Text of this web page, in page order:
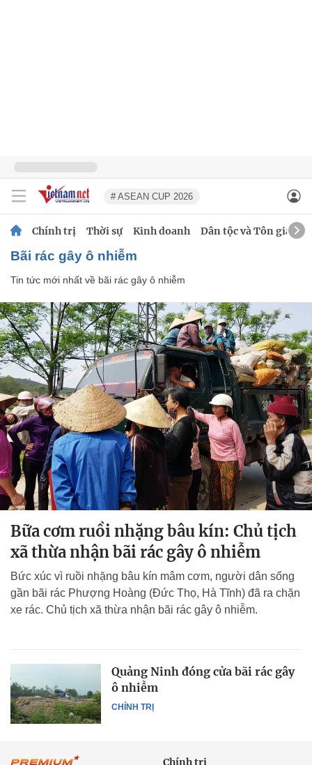
# ASEAN CUP 2026
Chính trị Thời sự Kinh doanh Dân tộc và Tôn giáo
bãi rác gây ô nhiễm
Tin tức mới nhất về bãi rác gây ô nhiễm
Bữa cơm ruồi nhặng bâu kín: Chủ tịch
xã thừa nhận bãi rác gây ô nhiễm
Bức xúc vì ruồi nhặng bâu kín mâm cơm, người dân sống
gần bãi rác Phượng Hoàng (Đức Thọ, Hà Tĩnh) đã ra chặn
xe rác. Chủ tịch xã thừa nhận bãi rác gây ô nhiễm.
CHÍNH TRỊ
Quảng Ninh đóng cửa bãi rác gây
ô nhiễm
Chính trị